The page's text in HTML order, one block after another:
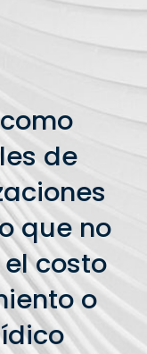
de
que no
costo
o